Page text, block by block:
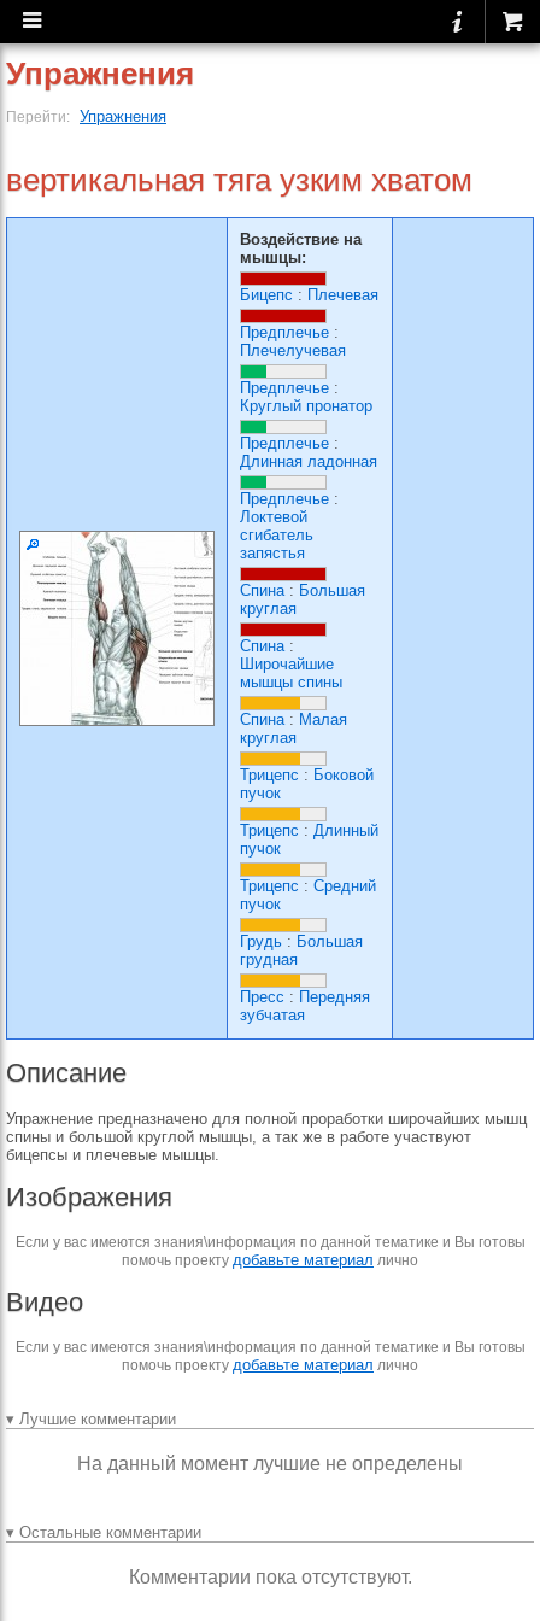
Упражнения
Перейти: Упражнения
вертикальная тяга узким хватом
Воздействие на
мышцы:
Бицепс : Плечевая
Предплечье :
Плечелучевая
Предплечье :
Круглый пронатор
Предплечье :
Длинная ладонная
Предплечье :
Локтевой
сгибатель
запястья
Спина: Большая
круглая
Спина:
Широчайшие
мышцы спины
Спина: Малая
круглая
Трицепс : Боковой
пучок
Трицепс : Длинный
пучок
Трицепс : Средний
пучок
Грудь : Большая
грудная
Пресс : Передняя
зубчатая
Описание
Упражнение предназначено для полной проработки широчайших мышц
спины и большой круглой мышцы, а так же в работе участвуют
бицепсы и плечевые мышцы.
Изображения
Если у вас имеются знания\информация по данной тематике и Вы готовы
помочь проекту добавьте материал лично
Видео
Если у вас имеются знания\информация по данной тематике и Вы готовы
помочь проекту добавьте материал лично
▾ Лучшие комментарии
На данный момент лучшие не определены
▾ Остальные комментарии
Комментарии пока отсутствуют.